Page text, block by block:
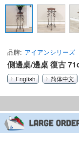
品牌 アイアンシリーズ
側邊桌/邊桌 復古
English 简体中文